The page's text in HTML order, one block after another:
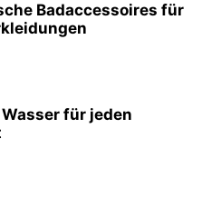
Badaccessoires für
für jeden